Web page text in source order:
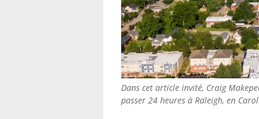
Dans cet article invité, Craig
passer 24 heures à Raleigh, en